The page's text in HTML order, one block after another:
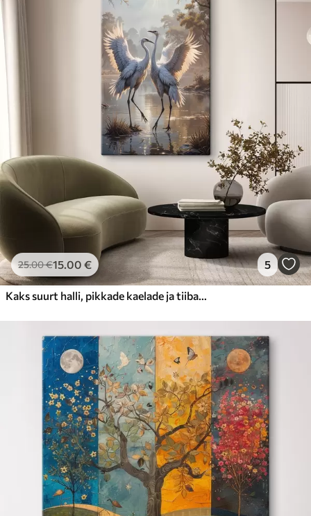
25.00€15.00 € 5
Kaks suurt halli, pikkade kaelade ja tiibadega kraanat, mis seisavad puudest ümbritsetud udujärves